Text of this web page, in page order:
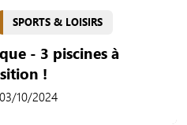
SPORTS & LOISIRS
- 3 piscines à
!
10/2024